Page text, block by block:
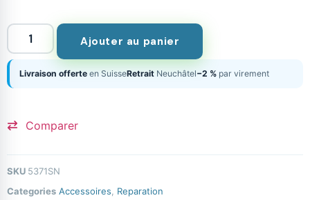
Ajouter au panier
Livraison offerte en SuisseRetrait Neuchâtel−2 % par virement
Comparer
SKU 5371SN
Categories Accessoires
Reparation